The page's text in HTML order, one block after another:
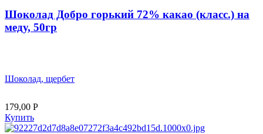
Шоколад Добро горький 72% какао (класс.) на
меду, 50гр
Шоколад, щербет
179,00 Р
Купить